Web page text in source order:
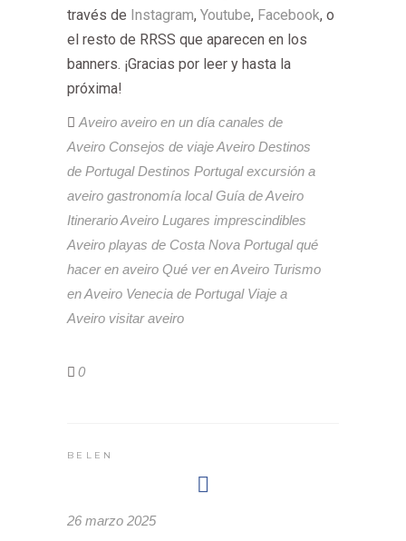
través de Instagram, Youtube, Facebook, o
el resto de RRSS que aparecen en los
banners. ¡Gracias por leer y hasta la
próxima!
Aveiro aveiro en un día canales de
Aveiro Consejos de viaje Aveiro Destinos
de Portugal Destinos Portugal excursión a
aveiro gastronomía local Guía de Aveiro
Itinerario Aveiro Lugares imprescindibles
Aveiro playas de Costa Nova Portugal qué
hacer en aveiro Qué ver en Aveiro Turismo
en Aveiro Venecia de Portugal Viaje a
Aveiro visitar aveiro
0
BELEN
26 marzo 2025